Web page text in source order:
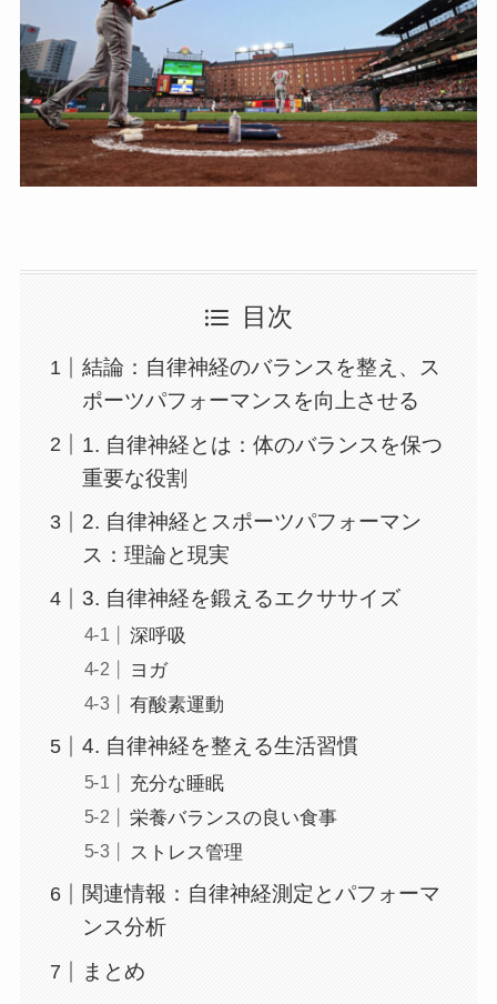
目次
結論：自律神経のバランスを整え、ス
ポーツパフォーマンスを向上させる
1. 自律神経とは：体のバランスを保つ
重要な役割
2. 自律神経とスポーツパフォーマン
ス：理論と現実
3. 自律神経を鍛えるエクササイズ
深呼吸
ヨガ
有酸素運動
4. 自律神経を整える生活習慣
充分な睡眠
栄養バランスの良い食事
ストレス管理
関連情報：自律神経測定とパフォーマ
ンス分析
まとめ